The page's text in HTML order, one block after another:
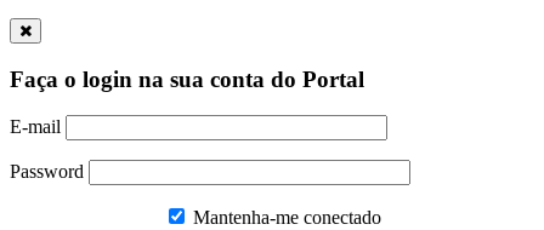
Faça o login na sua conta do Portal
E-mail
Password
Mantenha-me conectado